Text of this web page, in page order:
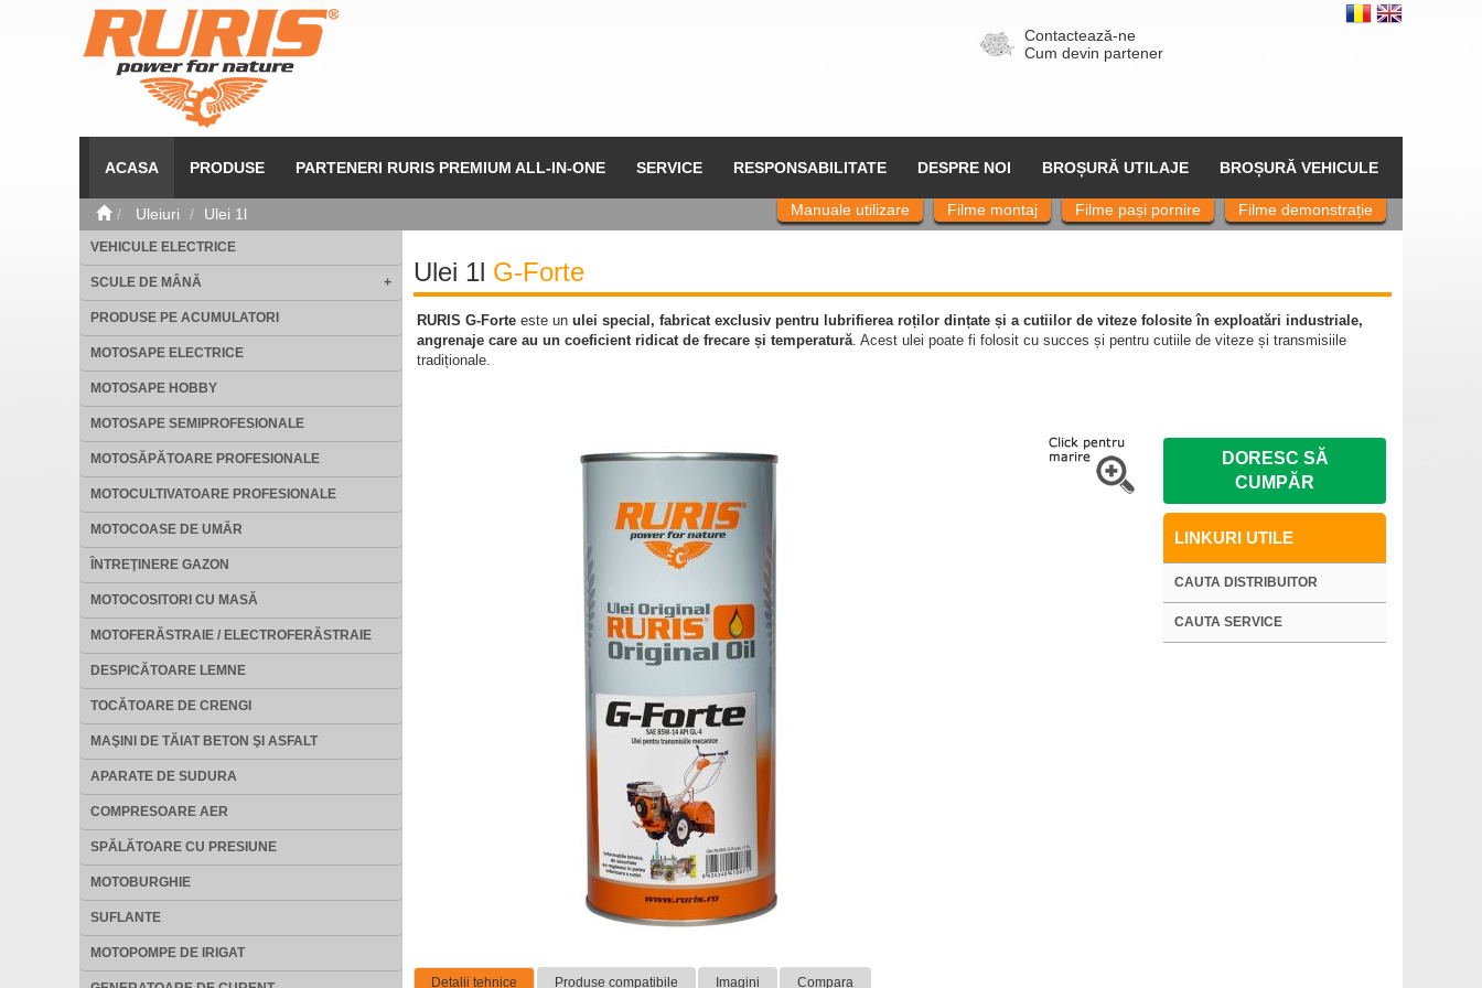
Contactează-ne
Cum devin partener
ACASA PRODUSE PARTENERI RURIS PREMIUM ALL-IN-ONE SERVICE RESPONSABILITATE DESPRE NOI BROȘURĂ UTILAJE BROȘURĂ VEHICULE
Uleiuri Ulei 1l Filme demonstrație
Filme pași pornire
Filme montaj
Manuale utilizare
VEHICULE ELECTRICE
SCULE DE MÂNĂ +
PRODUSE PE ACUMULATORI
MOTOSAPE ELECTRICE
MOTOSAPE HOBBY
MOTOSAPE SEMIPROFESIONALE
MOTOSĂPĂTOARE PROFESIONALE
MOTOCULTIVATOARE PROFESIONALE
MOTOCOASE DE UMĂR
ÎNTREŢINERE GAZON
MOTOCOSITORI CU MASĂ
MOTOFERĂSTRAIE / ELECTROFERĂSTRAIE
DESPICĂTOARE LEMNE
TOCĂTOARE DE CRENGI
MAŞINI DE TĂIAT BETON ŞI ASFALT
APARATE DE SUDURA
COMPRESOARE AER
SPĂLĂTOARE CU PRESIUNE
MOTOBURGHIE
SUFLANTE
MOTOPOMPE DE IRIGAT
Ulei 1l G-Forte
RURIS G-Forteeste un ulei special, fabricat exclusiv pentru lubrifierea roților dințate și a cutiilor de viteze folosite în exploatări industriale,
angrenaje care au un coeficient ridicat de frecare și temperatură. Acest ulei poate fi folosit cu succes și pentru cutiile de viteze și transmisiile
tradiționale.
DORESC SĂ
CUMPĂR
LINKURI UTILE
CAUTA DISTRIBUITOR
CAUTA SERVICE
Detalii tehnice Produse compatibile Imagini Compara